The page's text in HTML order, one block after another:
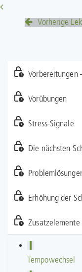
Vorherige
Vorbereitungen
Vorübungen
Stress-Signale
Die nächsten
Erhöhung der
Zusatzelemente
Tempowechsel